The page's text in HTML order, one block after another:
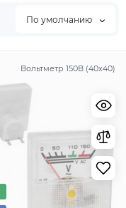
По умолчанию
Вольтметр 150В (40х40)